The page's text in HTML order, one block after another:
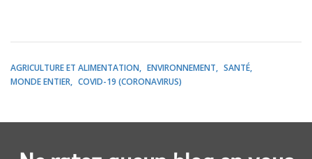
AGRICULTURE ET ALIMENTATION ENVIRONNEMENT
SANTÉ
MONDE ENTIER
COVID-19 (CORONAVIRUS)